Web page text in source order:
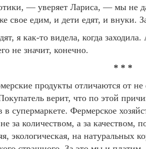
— уверяет Лариса, — мы не
свое едим, и дети едят, и внуки.
я как-то видела, когда
не значит, конечно.
* * *
продукты отличаются от
верит, что по этой
в супермаркете. Фермерское
за количеством, а за качеством,
экологическая, на натуральных